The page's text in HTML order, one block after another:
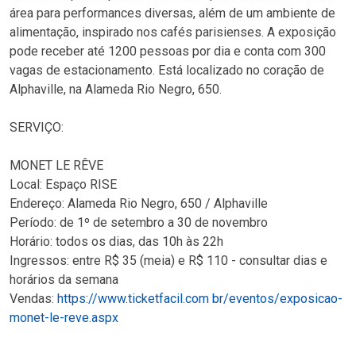
área para performances diversas, além de um ambiente de
alimentação, inspirado nos cafés parisienses. A exposição
pode receber até 1200 pessoas por dia e conta com 300
vagas de estacionamento. Está localizado no coração de
Alphaville, na Alameda Rio Negro, 650.
SERVIÇO:
MONET LE RÊVE
Local: Espaço RISE
Endereço: Alameda Rio Negro, 650 / Alphaville
Período: de 1º de setembro a 30 de novembro
Horário: todos os dias, das 10h às 22h
Ingressos: entre R$ 35 (meia) e R$ 110 - consultar dias e
horários da semana
Vendas: https://www.ticketfacil.com br/eventos/exposicao-
monet-le-reve.aspx